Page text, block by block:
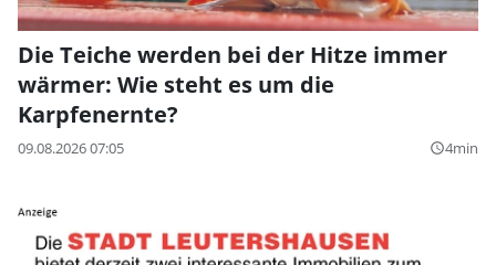
Die Teiche werden bei der Hitze immer
wärmer: Wie steht es um die
Karpfenernte?
09.08.2026 07:05 query_builder4min